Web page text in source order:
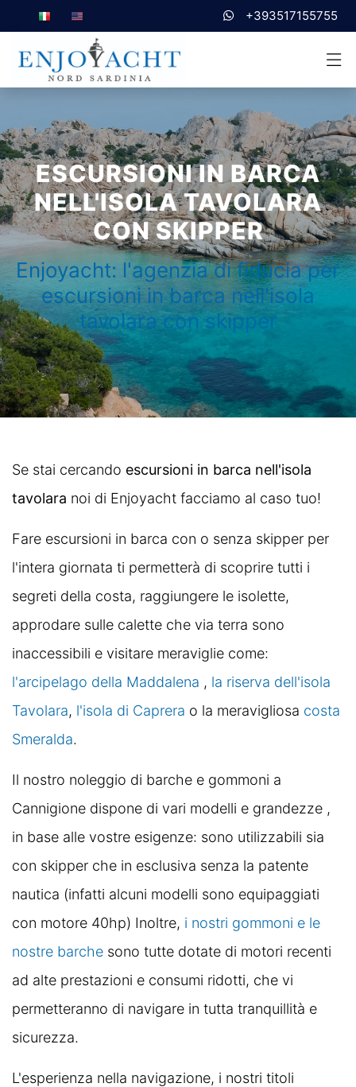
+393517155755
ESCURSIONI IN BARCA
NELL'ISOLA TAVOLARA
CON SKIPPER
Enjoyacht: l'agenzia di fiducia per
escursioni in barca nell'isola
tavolara con skipper
Se stai cercando escursioni in barca nell'isola
tavolara noi di Enjoyacht facciamo al caso tuo!
Fare escursioni in barca con o senza skipper per
l'intera giornata ti permetterà di scoprire tutti i
segreti della costa, raggiungere le isolette,
approdare sulle calette che via terra sono
inaccessibili e visitare meraviglie come:
l'arcipelago della Maddalena , la riserva dell'isola
Tavolara, l'isola di Caprera o la meravigliosa costa
Smeralda.
Il nostro noleggio di barche e gommoni a
Cannigione dispone di vari modelli e grandezze ,
in base alle vostre esigenze: sono utilizzabili sia
con skipper che in esclusiva senza la patente
nautica (infatti alcuni modelli sono equipaggiati
con motore 40hp) Inoltre, i nostri gommoni e le
nostre barche sono tutte dotate di motori recenti
ad alte prestazioni e consumi ridotti, che vi
permetteranno di navigare in tutta tranquillità e
sicurezza.
L'esperienza nella navigazione, i nostri titoli